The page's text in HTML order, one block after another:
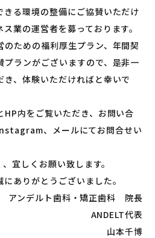
る環境の整備にご協賛いただけ
業の運営者を募っております。
ための福利厚生プラン、年間契
ランがございますので、是非一
、体験いただければと幸いで
内をご覧いただき、お問い合
、メールにてお問合せい
宜しくお願い致します。
ありがとうございました。
アンデルト歯科・矯正歯科 院長
ANDELT代表
山本千博